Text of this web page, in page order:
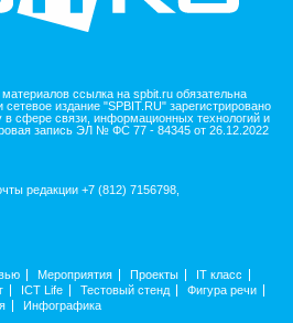
ссылка на spbit.ru обязательна
издание "SPBIT.RU" зарегистрировано
сфере связи, информационных технологий и
запись ЭЛ № ФС 77 - 84345 от 26.12.2022
редакции +7 (812) 7156798,
Мероприятия Проекты
IT класс
ICT Life Тестовый стенд
Фигура речи
Инфографика